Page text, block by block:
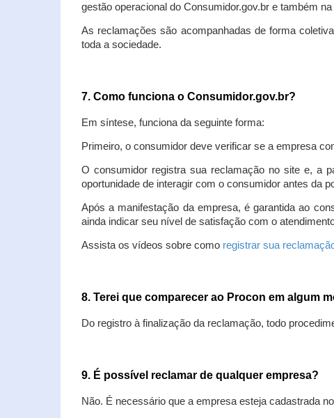
gestão operacional do Consumidor.gov.br e também
As reclamações são acompanhadas de forma
toda a sociedade.
7. Como funciona o Consumidor.gov.br?
Em síntese, funciona da seguinte forma:
Primeiro, o consumidor deve verificar se a empresa
O consumidor registra sua reclamação no site e, a
oportunidade de interagir com o consumidor antes da
Após a manifestação da empresa, é garantida ao
ainda indicar seu nível de satisfação com o
Assista os vídeos sobre como registrar sua
8. Terei que comparecer ao Procon em algum
Do registro à finalização da reclamação, todo
9. É possível reclamar de qualquer empresa?
Não. É necessário que a empresa esteja cadastrada